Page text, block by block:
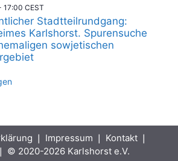
17:00 CEST
Stadtteilrundgang:
Karlshorst. Spurensuche
sowjetischen
❘ Impressum ❘ Kontakt ❘
❘ © 2020-2026 Karlshorst e.V.